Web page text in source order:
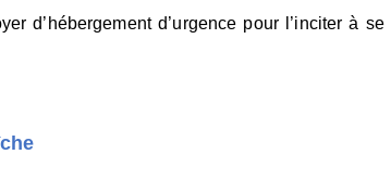
d’hébergement d’urgence pour l’inciter à se